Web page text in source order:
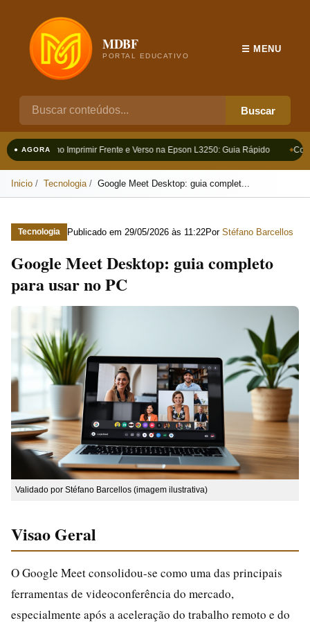
MDBF
PORTAL EDUCATIVO
Buscar
☰ MENU
● AGORAComo Imprimir Frente e Verso na Epson L3250: Guia Rápido
Inicio Tecnologia Google Meet Desktop: guia complet...
Tecnologia Publicado em 29/05/2026 às 11:22Por Stéfano Barcellos
Google Meet Desktop: guia completo
para usar no PC
Validado por Stéfano Barcellos (imagem ilustrativa)
Visao Geral
O Google Meet consolidou-se como uma das principais
ferramentas de videoconferência do mercado,
especialmente após a aceleração do trabalho remoto e do